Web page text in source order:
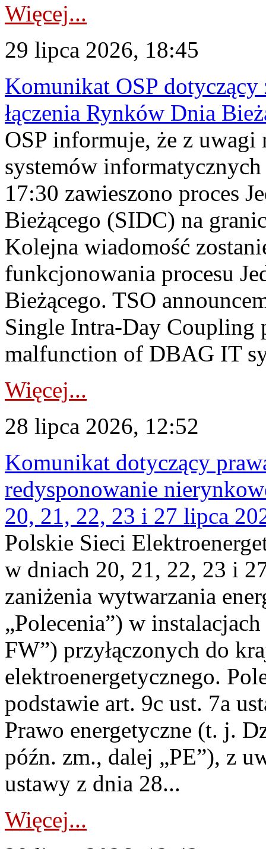
Więcej...
29 lipca 2026, 18:45
Komunikat OSP dotyczący
łączenia Rynków Dnia
OSP informuje, że z uwagi
systemów
17:30 zawieszono proces
Bieżącego (SIDC) na
Kolejna wiadomość
funkcjonowania procesu
Bieżącego. TSO
Single Intra-Day Coupling
malfunction of DBAG IT
Więcej...
28 lipca 2026, 12:52
Komunikat dotyczący
redysponowanie
20, 21, 22, 23 i 27 lipca
Polskie Sieci
w dniach 20, 21, 22, 23 i
zaniżenia wytwarzania
„Polecenia”) w
FW”) przyłączonych do
elektroenergetycznego.
podstawie art. 9c ust. 7a
Prawo energetyczne (t. j.
późn. zm., dalej „PE”), z
ustawy z dnia 28...
Więcej...